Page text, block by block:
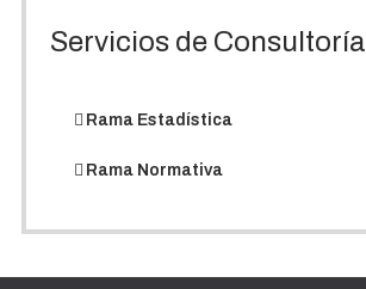
Servicios de Consultoría
Rama Estadística
Rama Normativa